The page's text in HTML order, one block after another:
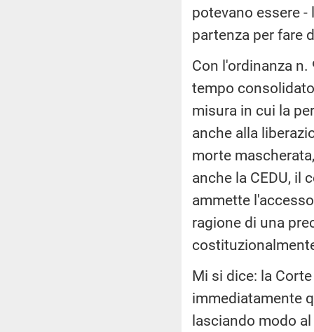
potevano essere
partenza per fare
Con l'ordinanza
tempo
misura in cui la
anche alla
morte
anche la CEDU, il
ammette
ragione di una
Mi si dice: la
immediatamente
lasciando modo